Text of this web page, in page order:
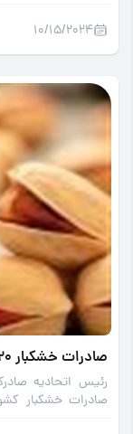
اعلام کرد.
10/15/2024
صادرات خشکبار 20 درصد کاهش یافت
رئیس اتحادیه